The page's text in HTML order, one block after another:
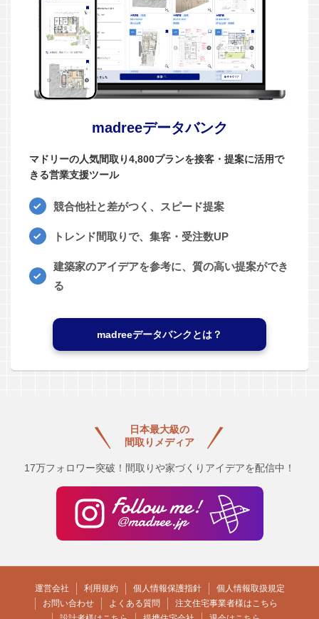
madreeデータバンク
マドリーの人気間取り4,800プランを接客・提案に活用で
きる営業支援ツール
競合他社と差がつく、スピード提案
トレンド間取りで、集客・受注数UP
建築家のアイデアを参考に、質の高い提案ができ
る
madreeデータバンクとは？
日本最大級の
間取りメディア
17万フォロワー突破！間取りや家づくりアイデアを配信中！
運営会社 利用規約 個人情報保護指針
個人情報取扱規定
お問い合わせ
よくある質問
注文住宅事業者様はこちら